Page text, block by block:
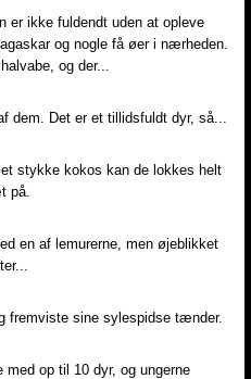
er ikke fuldendt uden at opleve
og nogle få øer i nærheden.
og der...​
dem. Det er et tillidsfuldt dyr, så...​
et stykke kokos kan de lokkes helt
på.​
en af lemurerne, men øjeblikket
fremviste sine sylespidse tænder.​
op til 10 dyr, og ungerne